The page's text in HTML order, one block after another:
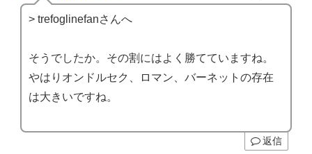
> trefoglinefanさんへ
そうでしたか。その割にはよく勝てていますね。
やはりオンドルセク、ロマン、バーネットの存在
は大きいですね。
返信